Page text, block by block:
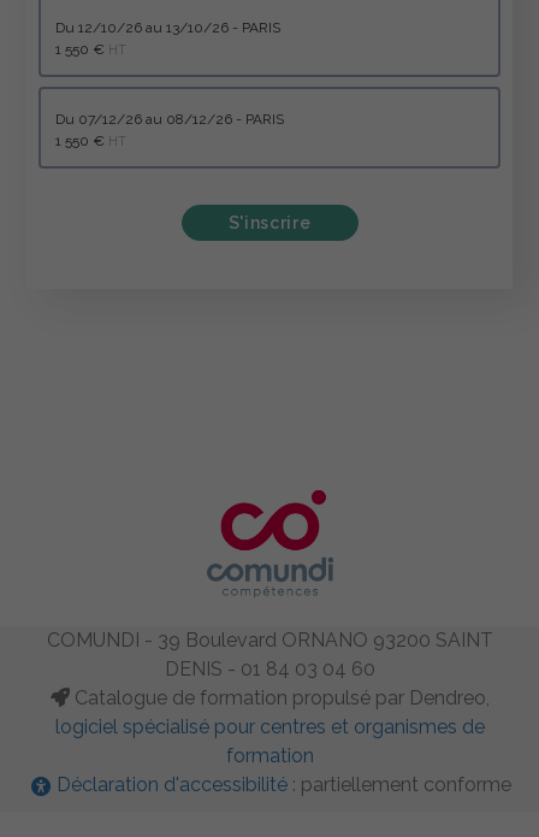
du 12/10/26 au 13/10/26 - PARIS
1 550 € HT
du 07/12/26 au 08/12/26 - PARIS
1 550 € HT
S'inscrire
COMUNDI - 39 Boulevard ORNANO 93200 SAINT
DENIS - 01 84 03 04 60
Catalogue de formation propulsé par Dendreo,
logiciel spécialisé pour centres et organismes de
formation
Déclaration d'accessibilité : partiellement conforme